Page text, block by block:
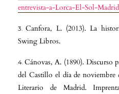
entrevista-a-Lorca-El-Sol-
Canfora, L. (2013). La
Swing Libros.
Cánovas, A. (1890). Discurso
del Castillo el día de
Literario de Madrid.